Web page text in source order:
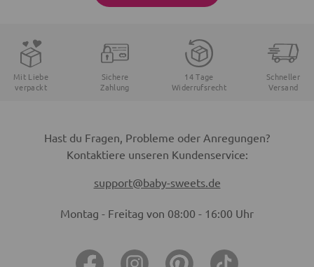
Mit Liebe
verpackt
Sichere
Zahlung
14 Tage
Widerrufsrecht
Schneller
Versand
Hast du Fragen, Probleme oder Anregungen?
Kontaktiere unseren Kundenservice:
support@baby-sweets.de
Montag - Freitag von 08:00 - 16:00 Uhr